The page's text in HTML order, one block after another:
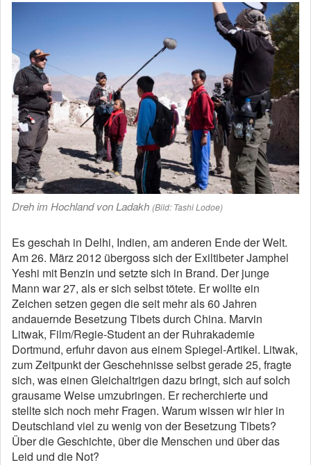
Dreh im Hochland von Ladakh (Bild: Tashi Lodoe)
Es geschah in Delhi, Indien, am anderen Ende der Welt.
Am 26. März 2012 übergoss sich der Exiltibeter Jamphel
Yeshi mit Benzin und setzte sich in Brand. Der junge
Mann war 27, als er sich selbst tötete. Er wollte ein
Zeichen setzen gegen die seit mehr als 60 Jahren
andauernde Besetzung Tibets durch China. Marvin
Litwak, Film/Regie-Student an der Ruhrakademie
Dortmund, erfuhr davon aus einem Spiegel-Artikel. Litwak,
zum Zeitpunkt der Geschehnisse selbst gerade 25, fragte
sich, was einen Gleichaltrigen dazu bringt, sich auf solch
grausame Weise umzubringen. Er recherchierte und
stellte sich noch mehr Fragen. Warum wissen wir hier in
Deutschland viel zu wenig von der Besetzung Tibets?
Über die Geschichte, über die Menschen und über das
Leid und die Not?